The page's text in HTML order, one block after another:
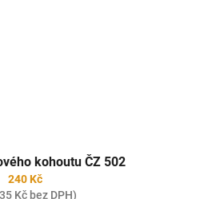
kohoutu ČZ 502
240 Kč
Kč bez DPH)